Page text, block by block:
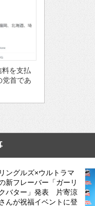
料を支払
党首であ
ングルズ×ウルトラマ
新フレーバー「ガーリ
バター」発表 片寄涼
んが祝福イベントに登